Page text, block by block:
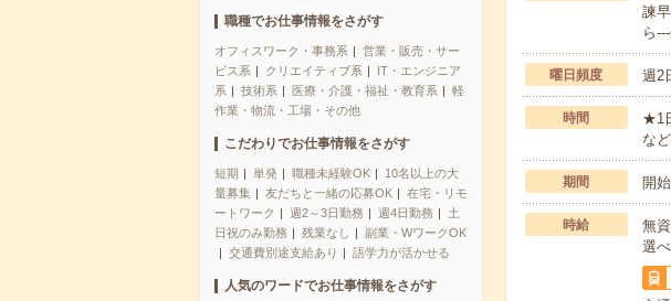
職種でお仕事情報をさがす
オフィスワーク・事務系
営業・販売・サー
ビス系
クリエイティブ系
IT・エンジニア
系
技術系 医療・介護・福祉・教育系
軽
作業・物流・工場・その他
こだわりでお仕事情報をさがす
短期 単発 職種未経験OK
10名以上の大
量募集
友だちと一緒の応募OK
在宅・リモ
ートワーク
週2～3日勤務 週4日勤務
土
日祝のみ勤務
残業なし
副業・WワークOK
交通費別途支給あり
語学力が活かせる
人気のワードでお仕事情報をさがす
諫
ら
曜日頻度 週2
時間
★1
な
期間 開
時給
無
選